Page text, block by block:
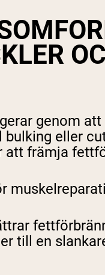
genom
eller
att främja
till en